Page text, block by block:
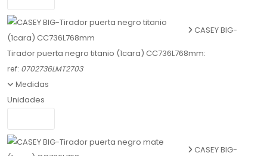
CASEY BIG-
Tirador puerta negro titanio (1cara) CC736L768mm:
ref: 0702736LMT2703
Medidas
Unidades
CASEY BIG-